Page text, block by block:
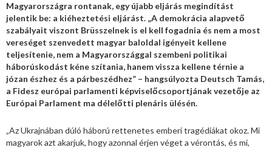
Magyarországra rontanak, egy újabb eljárás megindítást
jelentik be: a kiéheztetési eljárást. „A demokrácia alapvető
szabályait viszont Brüsszelnek is el kell fogadnia és nem a most
vereséget szenvedett magyar baloldal igényeit kellene
teljesítenie, nem a Magyarországgal szembeni politikai
háborúskodást kéne szítania, hanem vissza kellene térnie a
józan észhez és a párbeszédhez” – hangsúlyozta Deutsch Tamás,
a Fidesz európai parlamenti képviselőcsoportjának vezetője az
Európai Parlament ma délelőtti plenáris ülésén.
„Az Ukrajnában dúló háború rettenetes emberi tragédiákat okoz. Mi
magyarok azt akarjuk, hogy azonnal érjen véget a vérontás, és mi,